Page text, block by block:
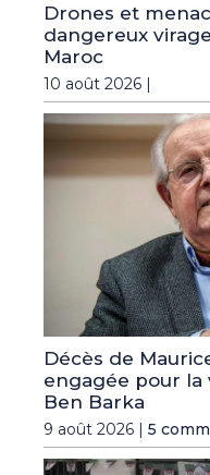
Drones et
dangereux
Maroc
10 août 2026 |
Décès de
engagée pour la
Ben Barka
9 août 2026 | 5